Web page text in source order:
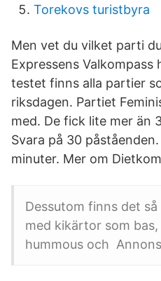
Torekovs turistbyra
Men vet du vilket parti
Expressens
testet finns alla partier
riksdagen. Partiet
med. De fick lite mer än
Svara på 30
minuter. Mer om
Dessutom finns det
med kikärtor som
hummous och